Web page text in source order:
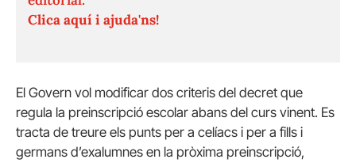
Clica aquí i ajuda'ns!
El Govern vol modificar dos criteris del decret que
regula la preinscripció escolar abans del curs vinent. Es
tracta de treure els punts per a celíacs i per a fills i
germans d’exalumnes en la pròxima preinscripció,